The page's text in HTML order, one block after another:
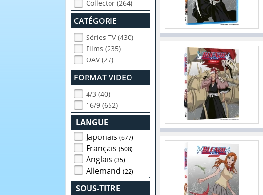
Collector (264)
CATÉGORIE
Séries TV (430)
Films (235)
OAV (27)
FORMAT VIDEO
4/3 (40)
16/9 (652)
LANGUE
Japonais(677)
Français(508)
Anglais(35)
Allemand(22)
SOUS-TITRE